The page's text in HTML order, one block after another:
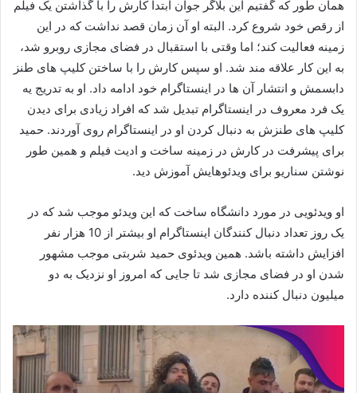
همان طور که گفتیم این بلاگر جوان ابتدا کارش را با گذاشتن یک فیلم
از رقص خود شروع کرد. البته او آن زمان قصد نداشت که در این
زمینه فعالیت کند؛ اما وقتی با استقبال در فضای مجازی روبرو شد،
به این کار علاقه مند شد. او سپس کارش را با ساختن کلیپ های طنز
دابسمش و انتشار آن ها در اینستاگرام خود ادامه داد. او به تدریج یه
یک فرد معروف در اینستاگرام تبدیل شد که افراد زیادی برای دیدن
کلیپ های طنزش به دنبال کردن او در اینستاگرام روی آوردند. حمید
برای پیشرفت در کارش در زمینه ساخت و ادیت فیلم و همین طور
نوشتن سناریو برای ویدئوهایش آموزش دید.
او ویدئویی در مورد دانشگاه ساخت که این ویدئو موجب شد که در
یک روز تعداد دنبال کنندگان اینستاگرام او بیشتر از 10 هزار نفر
افزایش داشته باشد. همین ویدئوی حمید شربتی موجب مشهور
شدن او در فضای مجازی شد تا جایی که امروز او نزدیک به دو
میلیون دنبال کننده دارد.